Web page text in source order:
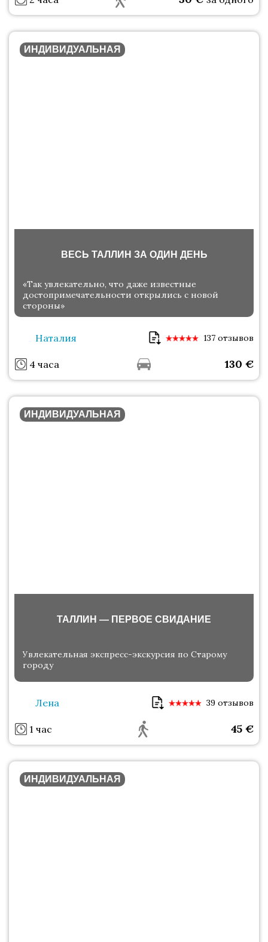
ИНДИВИДУАЛЬНАЯ
ВЕСЬ ТАЛЛИН ЗА ОДИН ДЕНЬ
«Так увлекательно, что даже известные
достопримечательности открылись с новой
стороны»
Наталия 137 отзывов
4 часа 130 €
ИНДИВИДУАЛЬНАЯ
ТАЛЛИН — ПЕРВОЕ СВИДАНИЕ
Увлекательная экспресс-экскурсия по Старому
городу
Лена 39 отзывов
1 час 45 €
ИНДИВИДУАЛЬНАЯ